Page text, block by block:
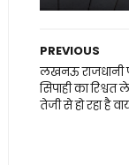
PREVIOUS
लखनऊ
सिपाही का रिश्वत
तेजी से हो रहा है